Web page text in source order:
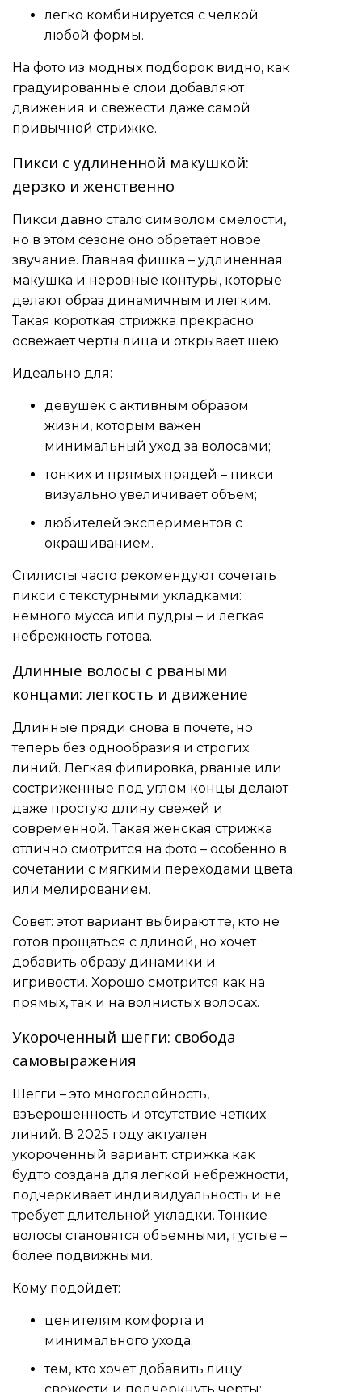
легко комбинируется с челкой
любой формы.
На фото из модных подборок видно, как
градуированные слои добавляют
движения и свежести даже самой
привычной стрижке.
Пикси с удлиненной макушкой:
дерзко и женственно
Пикси давно стало символом смелости,
но в этом сезоне оно обретает новое
звучание. Главная фишка – удлиненная
макушка и неровные контуры, которые
делают образ динамичным и легким.
Такая короткая стрижка прекрасно
освежает черты лица и открывает шею.
Идеально для:
девушек с активным образом
жизни, которым важен
минимальный уход за волосами;
тонких и прямых прядей – пикси
визуально увеличивает объем;
любителей экспериментов с
окрашиванием.
Стилисты часто рекомендуют сочетать
пикси с текстурными укладками:
немного мусса или пудры – и легкая
небрежность готова.
Длинные волосы с рваными
концами: легкость и движение
Длинные пряди снова в почете, но
теперь без однообразия и строгих
линий. Легкая филировка, рваные или
состриженные под углом концы делают
даже простую длину свежей и
современной. Такая женская стрижка
отлично смотрится на фото – особенно в
сочетании с мягкими переходами цвета
или мелированием.
Совет: этот вариант выбирают те, кто не
готов прощаться с длиной, но хочет
добавить образу динамики и
игривости. Хорошо смотрится как на
прямых, так и на волнистых волосах.
Укороченный шегги: свобода
самовыражения
Шегги – это многослойность,
взъерошенность и отсутствие четких
линий. В 2025 году актуален
укороченный вариант: стрижка как
будто создана для легкой небрежности,
подчеркивает индивидуальность и не
требует длительной укладки. Тонкие
волосы становятся объемными, густые –
более подвижными.
Кому подойдет:
ценителям комфорта и
минимального ухода;
тем, кто хочет добавить лицу